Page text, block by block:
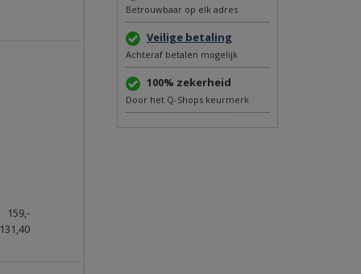
159,-
131,40
Betrouwbaar op elk adres
Veilige betaling
Achteraf betalen mogelijk
100% zekerheid
Door het Q-Shops keurmerk